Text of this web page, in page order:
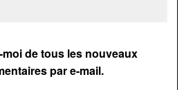
moi de tous les nouveaux
par e-mail.